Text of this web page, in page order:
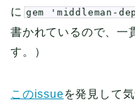
に gem 'middleman-
書かれているので、一
す。）
このissueを発見して気